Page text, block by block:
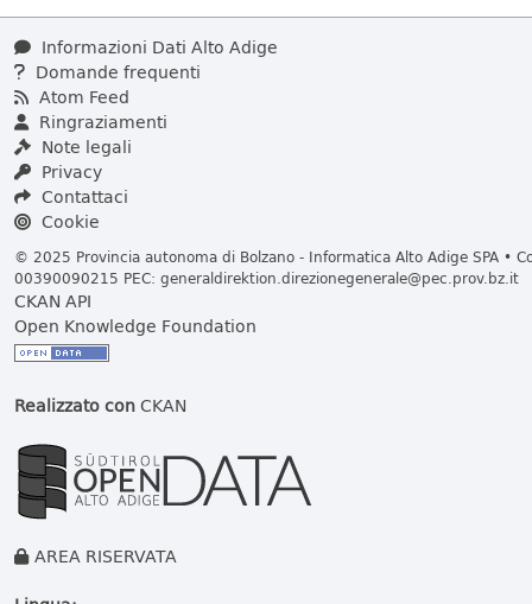
Informazioni Dati Alto Adige
Domande frequenti
Atom Feed
Ringraziamenti
Note legali
Privacy
Contattaci
Cookie
© 2025 Provincia autonoma di Bolzano - Informatica Alto Adige SPA •
00390090215 PEC: generaldirektion.direzionegenerale@pec.prov.bz.it
CKAN API
Open Knowledge Foundation
Realizzato conCKAN
AREA RISERVATA